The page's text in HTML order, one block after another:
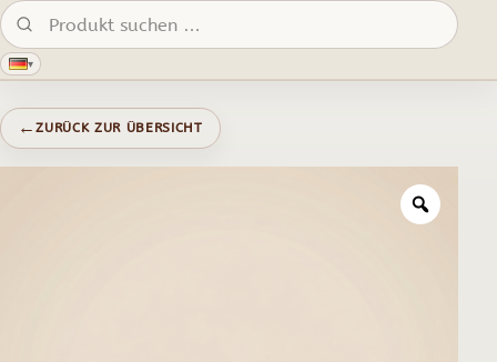
Produkte suchen:
▾
←ZURÜCK ZUR ÜBERSICHT